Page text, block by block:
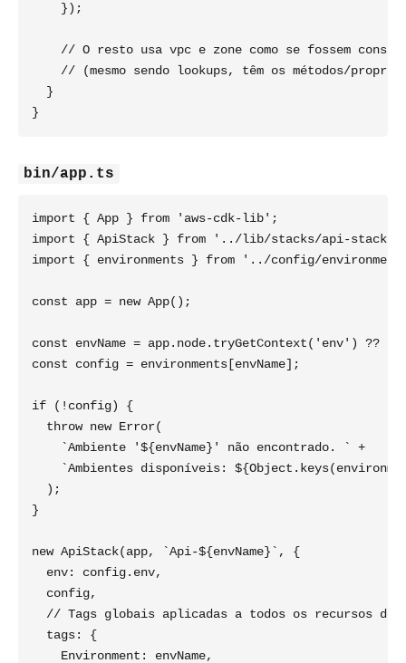
    });
// O resto usa vpc e zone como se fossem
// (mesmo sendo lookups, têm os métodos/
  }
bin/app.ts
import { App } from 'aws-cdk-lib';
import { ApiStack } from '../lib/stacks/api-stack';
import { environments } from '../config/
const app = new App();
const envName = app.node.tryGetContext('env') ??
const config = environments[envName];
if (!config) {
  throw new Error(
    `Ambiente '${envName}' não encontrado. ` +
`Ambientes disponíveis:
  );
}
new ApiStack(app, `Api-${envName}`, {
  env: config.env,
  config,
// Tags globais aplicadas a todos os recursos
  tags: {
    Environment: envName,